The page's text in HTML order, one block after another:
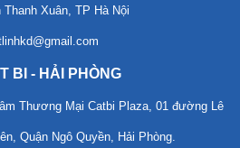
Xuân, TP Hà Nội
BI - HẢI PHÒNG
Thương Mại Catbi Plaza, 01 đường Lê
Quận Ngô Quyền, Hải Phòng.